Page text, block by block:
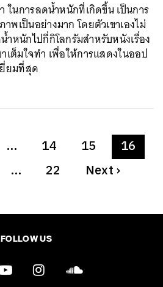
ในการลดน้ำหนักที่เกิดขึ้น เป็นการ
พเป็นอย่างมาก โดยตัวเขาเองไม่
หนักไปกี่กิโลกรัมสำหรับหนังเรื่อง
ต็มใจทำ เพื่อให้การแสดงในออป
ยมที่สุด
… 14 15
16
… 22 Next›
FOLLOW US